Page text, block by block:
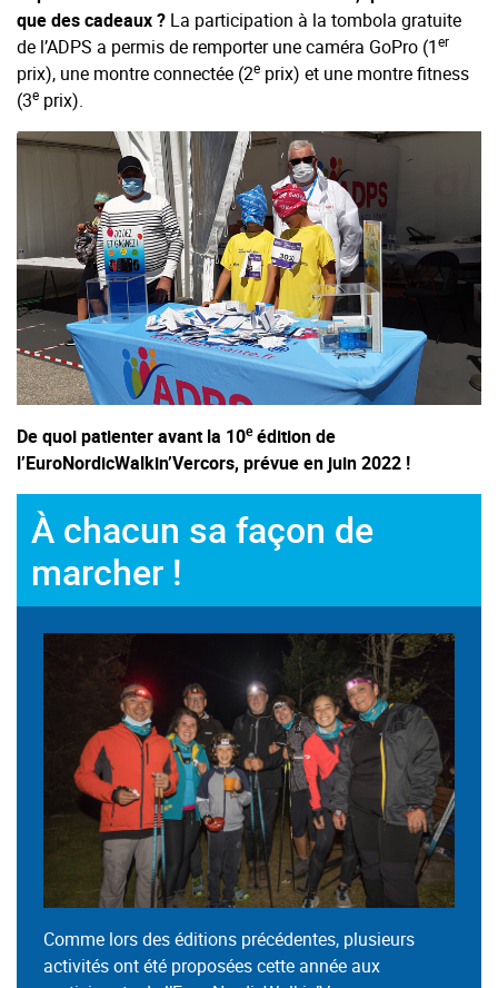
que des cadeaux ? La participation à la tombola gratuite
de l’ADPS a permis de remporter une caméra GoPro (1er
prix), une montre connectée (2e prix) et une montre fitness
(3e prix).
De quoi patienter avant la 10eédition de
l’EuroNordicWalkin’Vercors, prévue en juin 2022 !
À chacun sa façon de
marcher !
Comme lors des éditions précédentes, plusieurs
activités ont été proposées cette année aux